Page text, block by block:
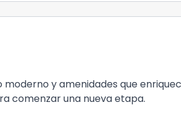
y amenidades que
comenzar una nueva etapa.